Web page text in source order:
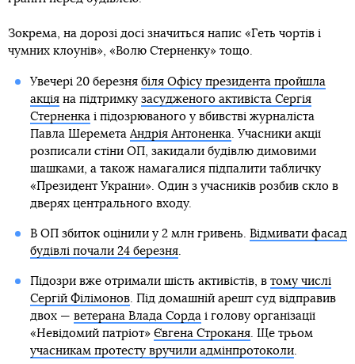
Зокрема, на дорозі досі значиться напис «Геть чортів і
чумних клоунів», «Волю Стерненку» тощо.
Увечері 20 березня біля Офісу президента пройшла
акціяна підтримку засудженого активіста Сергія
Стерненка і підозрюваного у вбивстві журналіста
Павла Шеремета Андрія Антоненка . Учасники акції
розписали стіни ОП, закидали будівлю димовими
шашками, а також намагалися підпалити табличку
«Президент України». Один з учасників розбив скло в
дверях центрального входу.
В ОП збиток оцінили у 2 млн гривень. Відмивати фасад
будівлі почали 24 березня.
Підозри вже отримали шість активістів, в тому числі
Сергій Філімонов. Під домашній арешт суд відправив
двох — ветерана Влада Сорда і голову організації
«Невідомий патріот» Євгена Строканя. Ще трьом
учасникам протесту вручили адмінпротоколи.